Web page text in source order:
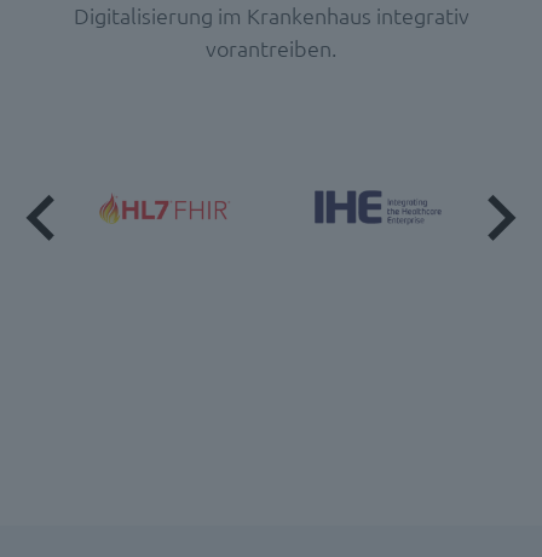
Digitalisierung im Krankenhaus integrativ
vorantreiben.